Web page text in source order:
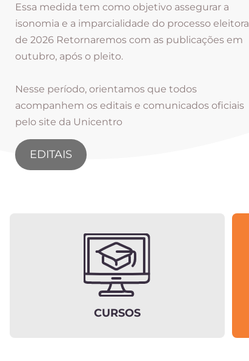
Essa medida tem como objetivo assegurar a
isonomia e a imparcialidade do processo eleitoral
de 2026 Retornaremos com as publicações em
outubro, após o pleito.
Nesse período, orientamos que todos
acompanhem os editais e comunicados oficiais
pelo site da Unicentro
EDITAIS
CURSOS